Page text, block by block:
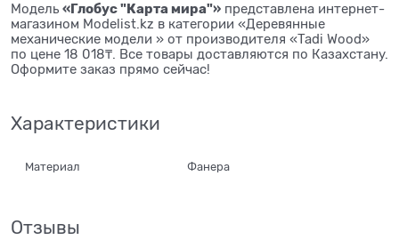
Модель «Глобус "Карта мира"» представлена интернет-
магазином Modelist.kz в категории «Деревянные
механические модели » от производителя «Tadi Wood»
по цене 18 018₸. Все товары доставляются по Казахстану.
Оформите заказ прямо сейчас!
Характеристики
Материал Фанера
Отзывы